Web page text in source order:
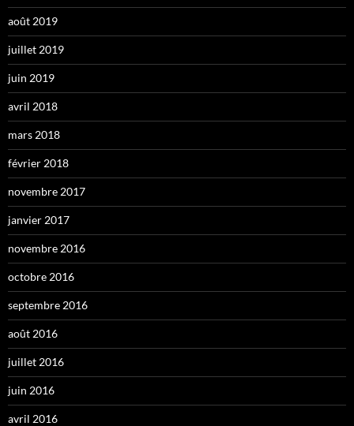
août 2019
juillet 2019
juin 2019
avril 2018
mars 2018
février 2018
novembre 2017
janvier 2017
novembre 2016
octobre 2016
septembre 2016
août 2016
juillet 2016
juin 2016
avril 2016